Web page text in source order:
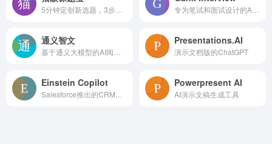
通义智文 Presentations.AI
演示文档版的ChatGPT
Einstein Copilot Powerpresent AI
AI演示文稿生成工具